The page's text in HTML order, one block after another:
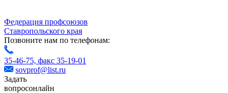
Федерация профсоюзов
Ставропольского края
Позвоните нам по телефонам:
35-46-75, факс 35-19-01
sovprof@list.ru
Задать
вопросонлайн